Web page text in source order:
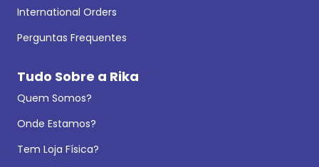
International Orders
Perguntas Frequentes
Tudo Sobre a Rika
Quem Somos?
Onde Estamos?
Tem Loja Física?